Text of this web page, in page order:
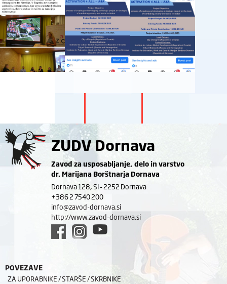
ZUDV Dornava
Zavod za usposabljanje, delo in varstvo
dr. Marijana Borštnarja Dornava
Dornava 128, SI - 2252 Dornava
+386 2 7540 200
info@zavod-dornava.si
http://www.zavod-dornava.si
POVEZAVE
ZA UPORABNIKE / STARŠE / SKRBNIKE